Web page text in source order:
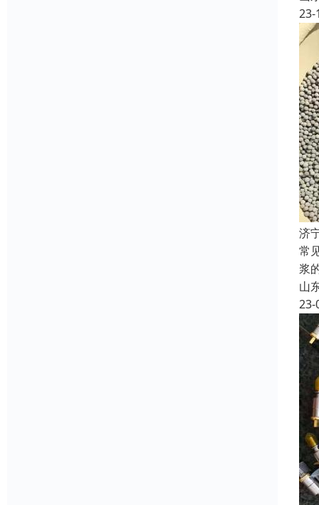
23-
济
常
浆
山
23-